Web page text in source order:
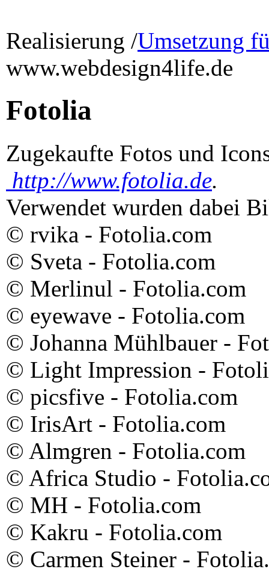
Realisierung /Umsetzung
www.webdesign4life.de
Fotolia
Zugekaufte Fotos und
http://www.fotolia.de.
Verwendet wurden dabei
© rvika - Fotolia.com
© Sveta - Fotolia.com
© Merlinul - Fotolia.com
© eyewave - Fotolia.com
© Johanna Mühlbauer -
© Light Impression -
© picsfive - Fotolia.com
© IrisArt - Fotolia.com
© Almgren - Fotolia.com
© Africa Studio -
© MH - Fotolia.com
© Kakru - Fotolia.com
© Carmen Steiner -